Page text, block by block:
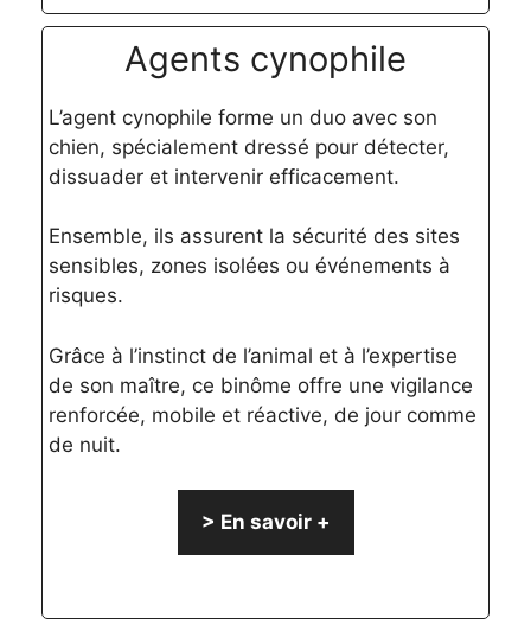
Agents cynophile
L’agent cynophile forme un duo avec son
chien, spécialement dressé pour détecter,
dissuader et intervenir efficacement.
Ensemble, ils assurent la sécurité des sites
sensibles, zones isolées ou événements à
risques.
Grâce à l’instinct de l’animal et à l’expertise
de son maître, ce binôme offre une vigilance
renforcée, mobile et réactive, de jour comme
de nuit.
> En savoir +